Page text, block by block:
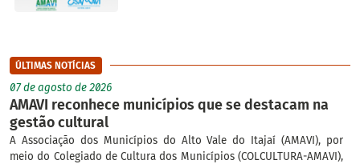
ÚLTIMAS NOTÍCIAS
07 de agosto de 2026
AMAVI reconhece municípios que se destacam na
gestão cultural
A Associação dos Municípios do Alto Vale do Itajaí (AMAVI), por
meio do Colegiado de Cultura dos Municípios (COLCULTURA-AMAVI),